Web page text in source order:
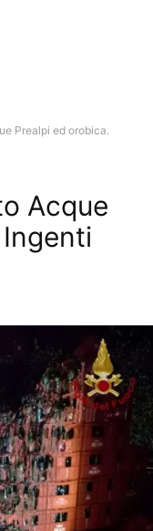
Prealpi ed orobica.
Acque